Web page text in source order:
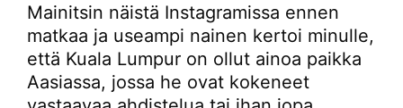
Mainitsin näistä Instagramissa ennen
matkaa ja useampi nainen kertoi minulle,
että Kuala Lumpur on ollut ainoa paikka
Aasiassa, jossa he ovat kokeneet